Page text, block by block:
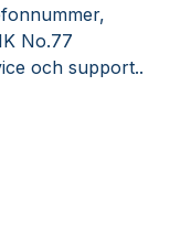
No.77
och support..